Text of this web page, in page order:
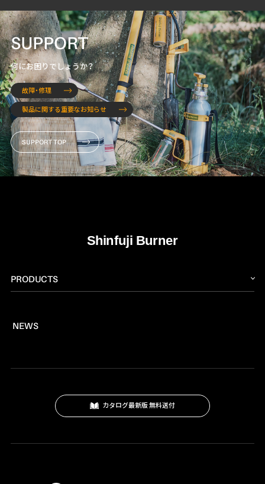
SUPPORT
何にお困りでしょうか？
故障・修理
製品に関する重要なお知らせ
SUPPORT TOP
PRODUCTS
燃料
ロウ材
ロードマーキング
NEWS
カタログ最新版 無料送付